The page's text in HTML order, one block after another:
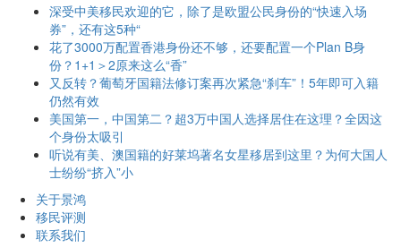
深受中美移民欢迎的它，除了是欧盟公民身份的“快速入场
券”，还有这5种“
花了3000万配置香港身份还不够，还要配置一个Plan B身
份？1+1＞2原来这么“香”
又反转？葡萄牙国籍法修订案再次紧急“刹车”！5年即可入籍
仍然有效
美国第一，中国第二？超3万中国人选择居住在这理？全因这
个身份太吸引
听说有美、澳国籍的好莱坞著名女星移居到这里？为何大国人
士纷纷“挤入”小
关于景鸿
移民评测
联系我们